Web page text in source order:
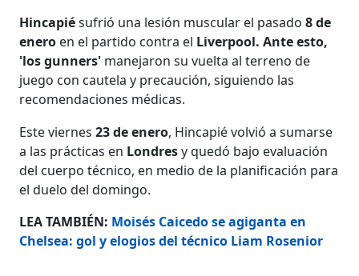
Hincapiésufrió una lesión muscular el pasado8 de
enero en el partido contra el Liverpool. Ante esto,
'los gunners' manejaron su vuelta al terreno de
juego con cautela y precaución, siguiendo las
recomendaciones médicas.
Esteviernes23 de enero, Hincapié volvió a sumarse
a las prácticas en Londresy quedó bajo evaluación
del cuerpo técnico, en medio de la planificación para
el duelo del domingo.
LEA TAMBIÉN: Moisés Caicedo se agiganta en
Chelsea: gol y elogios del técnico Liam Rosenior